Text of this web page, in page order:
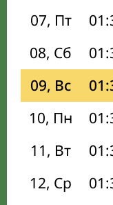
07, Пт
08, Сб
09, Вс
10, Пн
11, Вт
12, Ср